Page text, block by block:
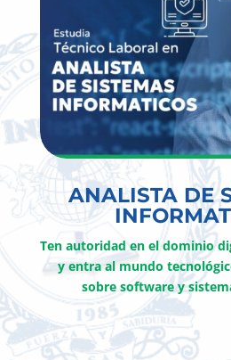
ANALISTA DE
Ten autoridad en el dominio
y entra al mundo
sobre software y